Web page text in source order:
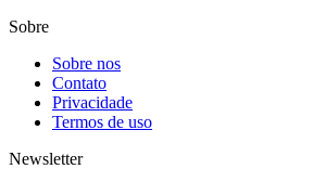
Sobre
Sobre nos
Contato
Privacidade
Termos de uso
Newsletter